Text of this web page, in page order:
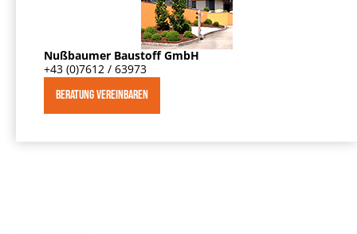
Nußbaumer Baustoff GmbH
+43 (0)7612 / 63973
BERATUNG VEREINBAREN